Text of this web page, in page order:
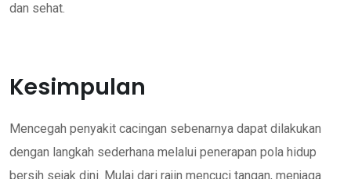
dan sehat.
Kesimpulan
Mencegah penyakit cacingan sebenarnya dapat dilakukan
dengan langkah sederhana melalui penerapan pola hidup
bersih sejak dini. Mulai dari rajin mencuci tangan, menjaga